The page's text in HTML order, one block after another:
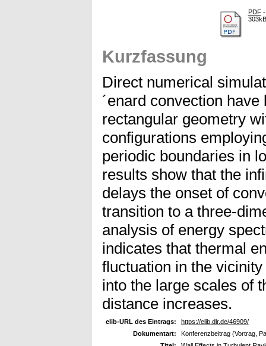
PDF-
303kB
Kurzfassung
Direct numerical
´enard convection
rectangular geometry
configurations
periodic boundaries in
results show that the
delays the onset of
transition to a three-
analysis of energy
indicates that thermal
fluctuation in the
into the large scales of
distance increases.
elib-URL des Eintrags:
https://elib.dlr.de/46909/
Dokumentart:
Konferenzbeitrag (Vortrag,